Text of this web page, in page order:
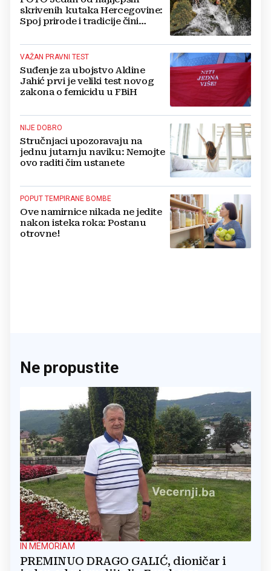
skrivenih kutaka Hercegovine:
Spoj prirode i tradicije čini
destinacijom
VAŽAN PRAVNI TEST
Suđenje za ubojstvo Aldine
Jahić prvi je veliki test novog
zakona o femicidu u FBiH
NIJE DOBRO
Stručnjaci upozoravaju na
jednu jutarnju naviku: Nemojte
ovo raditi čim ustanete
POPUT TEMPIRANE BOMBE
Ove namirnice nikada ne jedite
nakon isteka roka: Postanu
otrovne!
Ne propustite
IN MEMORIAM
PREMINUO DRAGO GALIĆ, dioničar i